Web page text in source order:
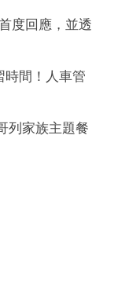
度回應，並透
時間！人車管
列家族主題餐